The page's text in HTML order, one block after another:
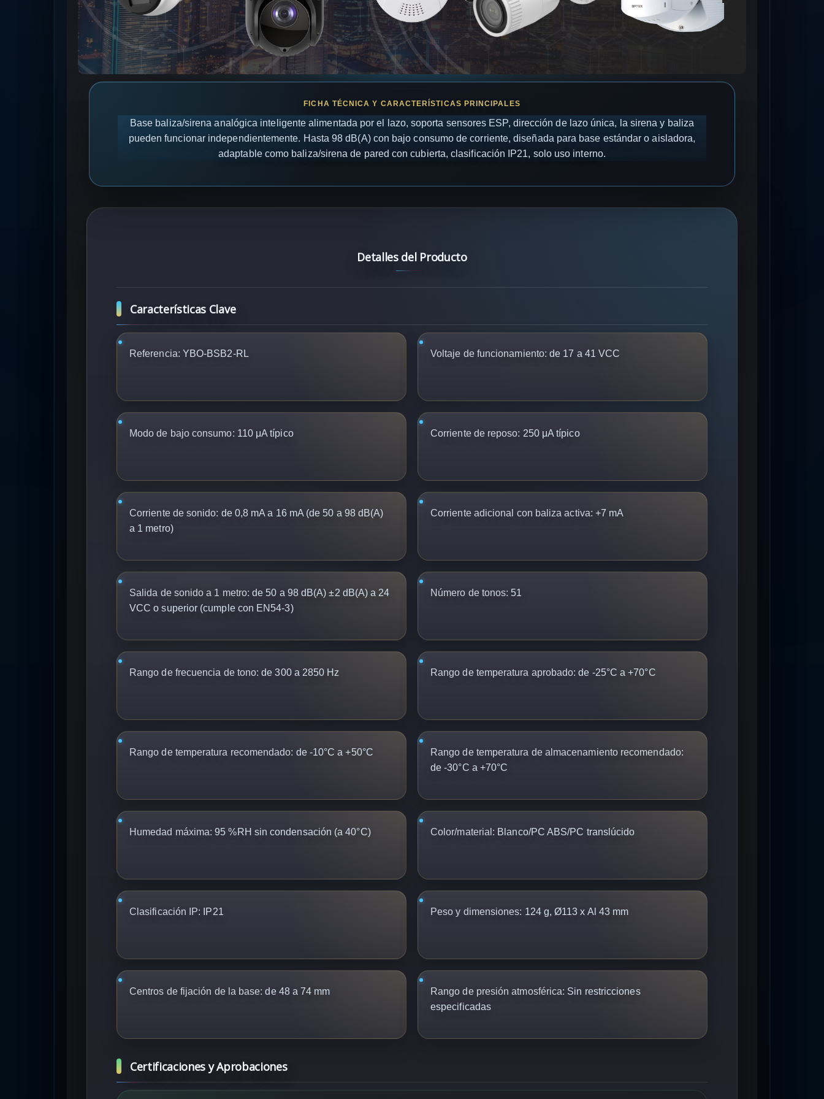
Base baliza/sirena analógica inteligente alimentada por el lazo, soporta sensores ESP, dirección de lazo única, la sirena y baliza
pueden funcionar independientemente. Hasta 98 dB(A) con bajo consumo de corriente, diseñada para base estándar o aisladora,
adaptable como baliza/sirena de pared con cubierta, clasificación IP21, solo uso interno.
Detalles del Producto
Características Clave
Referencia: YBO-BSB2-RL Voltaje de funcionamiento: de 17 a 41 VCC
Modo de bajo consumo: 110 μA típico Corriente de reposo: 250 μA típico
Corriente de sonido: de 0,8 mA a 16 mA (de 50 a 98 dB(A)
a 1 metro)
Corriente adicional con baliza activa: +7 mA
Salida de sonido a 1 metro: de 50 a 98 dB(A) ±2 dB(A) a 24
VCC o superior (cumple con EN54-3)
Número de tonos: 51
Rango de frecuencia de tono: de 300 a 2850 Hz Rango de temperatura aprobado: de -25°C a +70°C
Rango de temperatura recomendado: de -10°C a +50°C
Rango de temperatura de almacenamiento recomendado:
de -30°C a +70°C
Humedad máxima: 95 %RH sin condensación (a 40°C) Color/material: Blanco/PC ABS/PC translúcido
Clasificación IP: IP21 Peso y dimensiones: 124 g, Ø113 x Al 43 mm
Centros de fijación de la base: de 48 a 74 mm Rango de presión atmosférica: Sin restricciones
especificadas
Certificaciones y Aprobaciones